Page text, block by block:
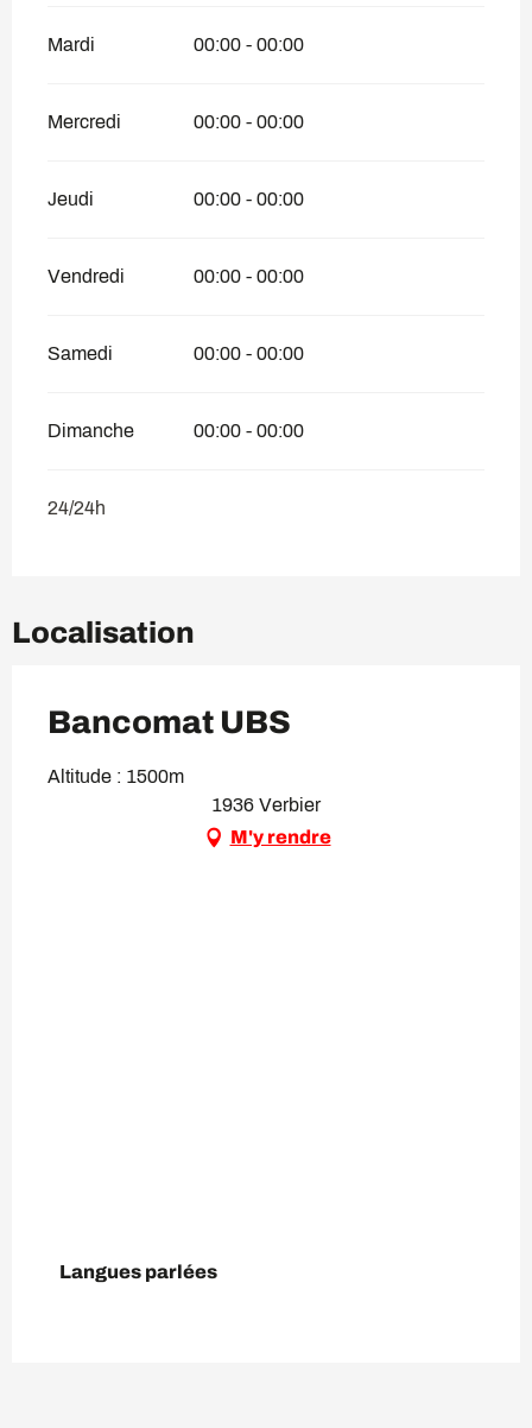
Mardi 00:00 - 00:00
Mercredi 00:00 - 00:00
Jeudi 00:00 - 00:00
Vendredi 00:00 - 00:00
Samedi 00:00 - 00:00
Dimanche 00:00 - 00:00
24/24h
Localisation
Bancomat UBS
Altitude : 1500m
1936 Verbier
M'y rendre
Langues parlées
Langues parlées